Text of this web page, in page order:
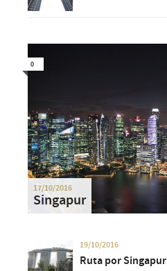
0
17/10/2016
Singapur
19/10/2016
Ruta por Singapur